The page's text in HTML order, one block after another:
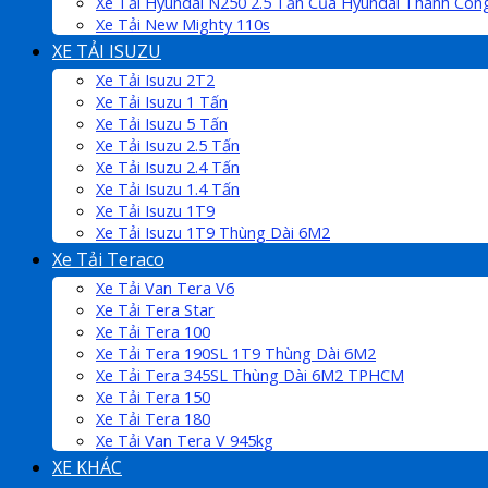
Xe Tải New Mighty 110s
XE TẢI ISUZU
Xe Tải Isuzu 2T2
Xe Tải Isuzu 1 Tấn
Xe Tải Isuzu 5 Tấn
Xe Tải Isuzu 2.5 Tấn
Xe Tải Isuzu 2.4 Tấn
Xe Tải Isuzu 1.4 Tấn
Xe Tải Isuzu 1T9
Xe Tải Isuzu 1T9 Thùng Dài 6M2
Xe Tải Teraco
Xe Tải Van Tera V6
Xe Tải Tera Star
Xe Tải Tera 100
Xe Tải Tera 190SL 1T9 Thùng Dài 6M2
Xe Tải Tera 345SL Thùng Dài 6M2 TPHCM
Xe Tải Tera 150
Xe Tải Tera 180
Xe Tải Van Tera V 945kg
XE KHÁC